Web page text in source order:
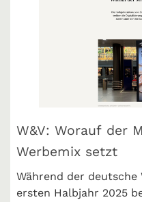
W&V: Worauf der
Werbemix setzt
Während der
ersten Halbjahr 2025